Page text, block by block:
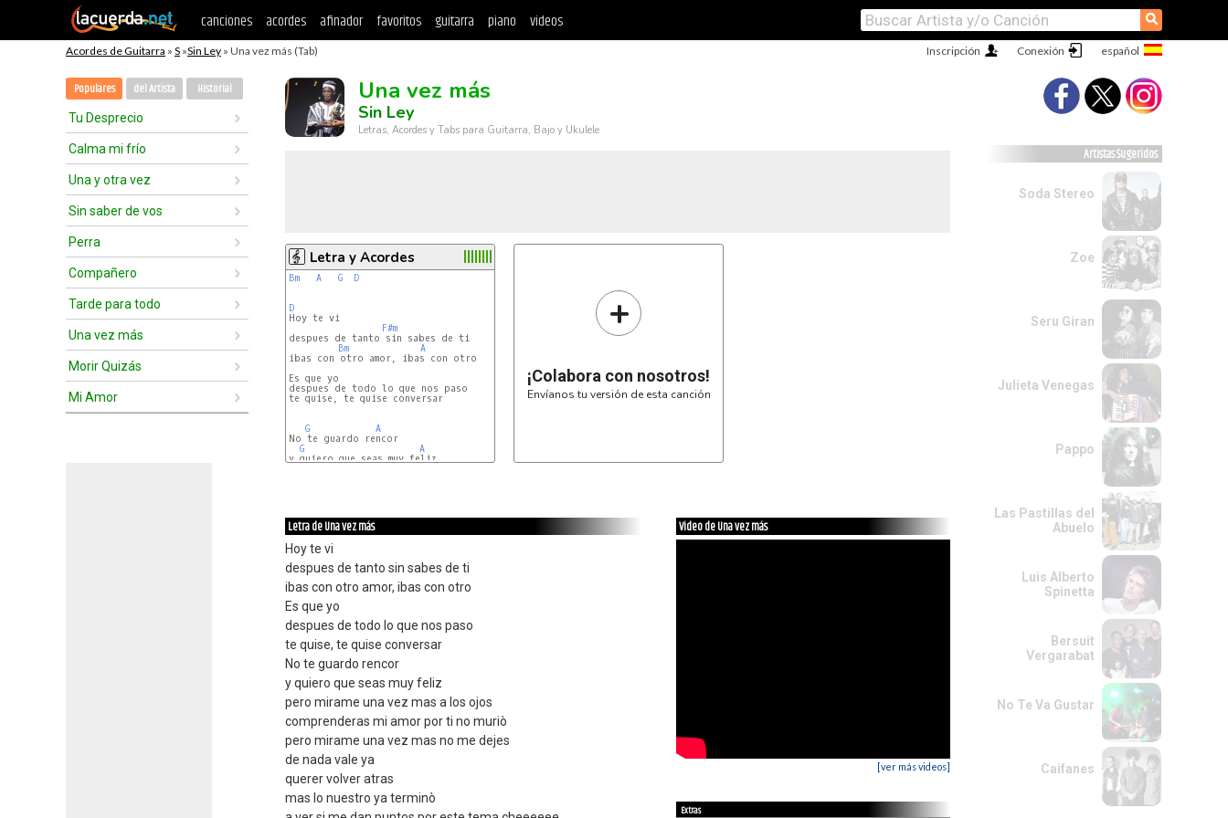
canciones acordes afinador favoritos guitarra piano videos ⚲
Acordes de Guitarra » S »Sin Ley » Una vez más (Tab) Conexión
Inscripción
Populares del Artista Historial
Tu Desprecio
Calma mi frío
Una y otra vez
Sin saber de vos
Perra
Compañero
Tarde para todo
Una vez más
Morir Quizás
Mi Amor
Una vez más
Sin Ley
Letras, Acordes y Tabs para Guitarra, Bajo y Ukulele
Letra y Acordes
Bm A G D
D
F#m
despues de tanto sin sabes de ti
Bm
A
ibas con otro amor, ibas con otro
Es que yo
despues de todo lo que nos paso
te quise, te quise conversar
G
A
No te guardo rencor
G
A
y quiero que seas muy feliz
+
¡Colabora con nosotros!
Envíanos tu versión de esta canción
Letra de Una vez más
Hoy te vi
despues de tanto sin sabes de ti
ibas con otro amor, ibas con otro
Es que yo
despues de todo lo que nos paso
te quise, te quise conversar
No te guardo rencor
y quiero que seas muy feliz
pero mirame una vez mas a los ojos
comprenderas mi amor por ti no muriò
pero mirame una vez mas no me dejes
de nada vale ya
querer volver atras
mas lo nuestro ya terminò
Video de Una vez más
[ver más videos]
Extras
Artistas Sugeridos
Soda Stereo
Zoe
Seru Giran
Julieta Venegas
Pappo
Las Pastillas del
Abuelo
Luis Alberto
Spinetta
Bersuit
Vergarabat
No Te Va Gustar
Caifanes